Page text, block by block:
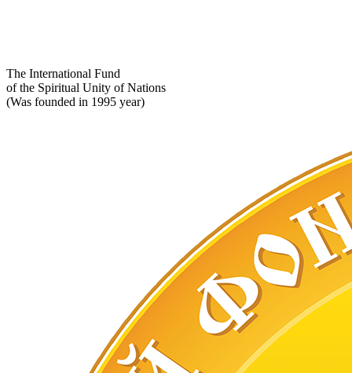
The International Fund
of the Spiritual Unity of Nations
(Was founded in 1995 year)